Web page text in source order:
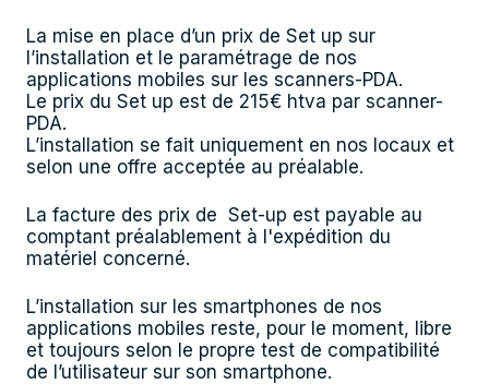
La mise en place d’un prix de Set up sur
l’installation et le paramétrage de nos
applications mobiles sur les scanners-PDA.
Le prix du Set up est de 215€ htva par scanner-
PDA.
L’installation se fait uniquement en nos locaux et
selon une offre acceptée au préalable.
La facture des prix de Set-up est payable au
comptant préalablement à l'expédition du
matériel concerné.
L’installation sur les smartphones de nos
applications mobiles reste, pour le moment, libre
et toujours selon le propre test de compatibilité
de l’utilisateur sur son smartphone.